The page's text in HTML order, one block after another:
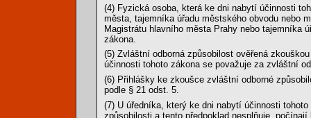
(4) Fyzická osoba, která ke dni nabytí účinnosti
města, tajemníka úřadu městského obvodu nebo
Magistrátu hlavního města Prahy nebo tajemníka
zákona.
(5) Zvláštní odborná způsobilost ověřená
účinnosti tohoto zákona se považuje za zvláštní
(6) Přihlášky ke zkoušce zvláštní odborné
podle § 21 odst. 5.
(7) U úředníka, který ke dni nabytí účinnosti
způsobilosti a tento předpoklad nesplňuje,